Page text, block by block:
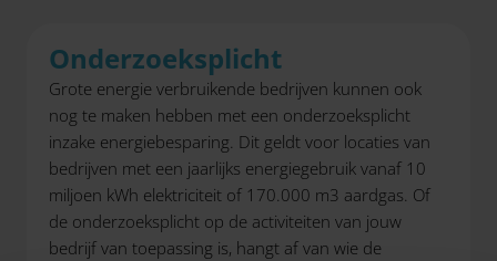
Onderzoeksplicht
Grote energie verbruikende bedrijven kunnen ook
nog te maken hebben met een onderzoeksplicht
inzake energiebesparing. Dit geldt voor locaties van
bedrijven met een jaarlijks energiegebruik vanaf 10
miljoen kWh elektriciteit of 170.000 m3 aardgas. Of
de onderzoeksplicht op de activiteiten van jouw
bedrijf van toepassing is, hangt af van wie de